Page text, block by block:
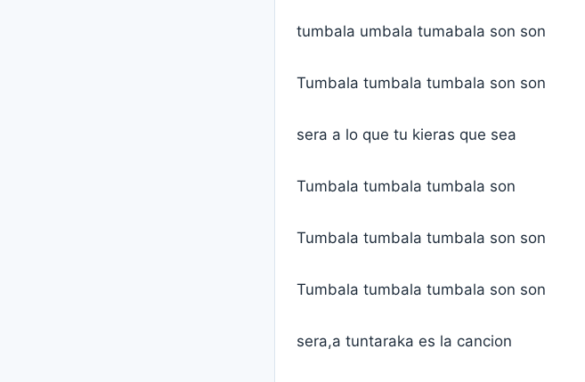
tumbala umbala tumabala son son
Tumbala tumbala tumbala son son
sera a lo que tu kieras que sea
Tumbala tumbala tumbala son
Tumbala tumbala tumbala son son
Tumbala tumbala tumbala son son
sera,a tuntaraka es la cancion